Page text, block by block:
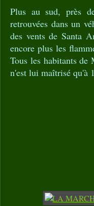
Plus au sud, près
retrouvées dans un
des vents de Santa
encore plus les
Tous les habitants
n'est lui maîtrisé qu'à